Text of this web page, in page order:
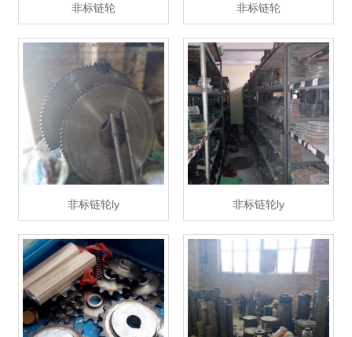
非标链轮 非标链轮
非标链轮ly 非标链轮ly